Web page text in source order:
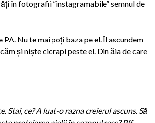
în fotografii ”instagramabile” semnul de
Nu te mai poți baza pe el. Îl ascundem
și niște ciorapi peste el. Din ăia de care
Stai, ce? A luat-o razna creierul ascuns. Să